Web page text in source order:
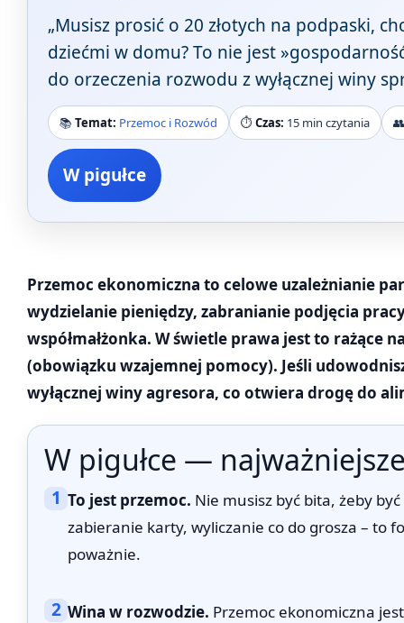
„Musisz prosić o 20 złotych na podpaski,
dziećmi w domu? To nie jest
do orzeczenia rozwodu z wyłącznej winy
📚Temat: Przemoc i Rozwód ⏱️ Czas: 15 min czytania 👥
W pigułce
Przemoc ekonomiczna to celowe uzależnianie
wydzielanie pieniędzy, zabranianie podjęcia
współmałżonka. W świetle prawa jest to rażące
(obowiązku wzajemnej pomocy). Jeśli
wyłącznej winy agresora, co otwiera drogę do
W pigułce —
1 To jest przemoc. Nie musisz być bita, żeby
zabieranie karty, wyliczanie co do grosza – to
poważnie.
2 Wina w rozwodzie. Przemoc ekonomiczna